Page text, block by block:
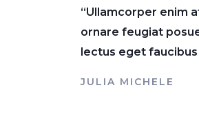
“Ullamcorper enim
ornare feugiat
lectus eget
JULIA MICHELE